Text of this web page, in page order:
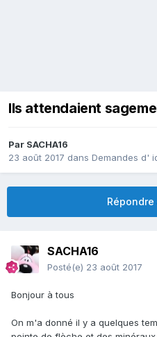
Ils attendaient
Par SACHA16
23 août 2017 dans Demandes d'
SACHA16
Posté(e) 23 août 2017
Bonjour à tous
On m'a donné il y a quelques